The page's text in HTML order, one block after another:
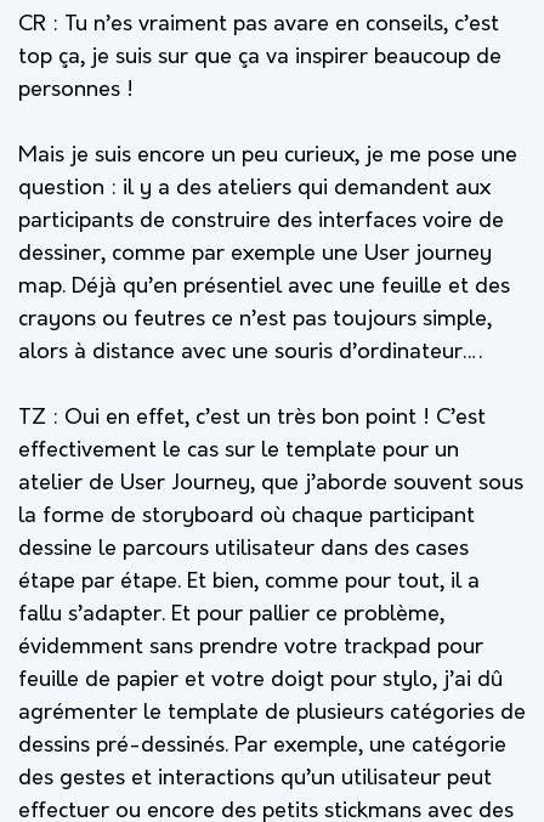
CR : Tu n’es vraiment pas avare en conseils, c’est
top ça, je suis sur que ça va inspirer beaucoup de
personnes !
Mais je suis encore un peu curieux, je me pose une
question : il y a des ateliers qui demandent aux
participants de construire des interfaces voire de
dessiner, comme par exemple une User journey
map. Déjà qu’en présentiel avec une feuille et des
crayons ou feutres ce n’est pas toujours simple,
alors à distance avec une souris d’ordinateur….
TZ : Oui en effet, c’est un très bon point ! C’est
effectivement le cas sur le template pour un
atelier de User Journey, que j’aborde souvent sous
la forme de storyboard où chaque participant
dessine le parcours utilisateur dans des cases
étape par étape. Et bien, comme pour tout, il a
fallu s’adapter. Et pour pallier ce problème,
évidemment sans prendre votre trackpad pour
feuille de papier et votre doigt pour stylo, j’ai dû
agrémenter le template de plusieurs catégories de
dessins pré-dessinés. Par exemple, une catégorie
des gestes et interactions qu’un utilisateur peut
effectuer ou encore des petits stickmans avec des